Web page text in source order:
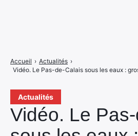
Actualités
Vidéo. Le
Accueil › Actualités ›
Vidéo. Le Pas-de-Calais sous les eaux :